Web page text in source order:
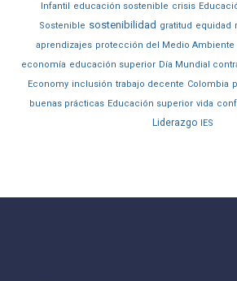
Infantil educación sostenible crisis
Sostenible sostenibilidad gratitud equidad
aprendizajes protección del Medio Ambiente
economía educación superior Día Mundial
Economy inclusión trabajo decente Colombia
buenas prácticas Educación superior vida
Liderazgo IES